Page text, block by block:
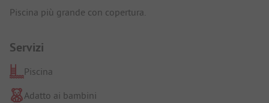
Piscina più grande con copertura.
Servizi
Piscina
Adatto ai bambini